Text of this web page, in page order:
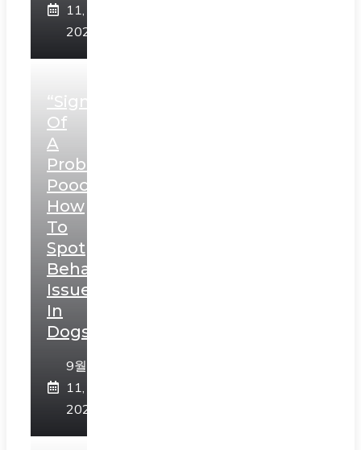
11,
2023
“Signs
Of
A
Problematic
Pooch:
How
To
Spot
Behavioral
Issues
In
Dogs”
9월
11,
2023